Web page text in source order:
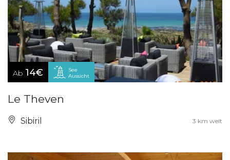
Ab 14€
See
Aussicht
Le Theven
Sibiril 3 km weit